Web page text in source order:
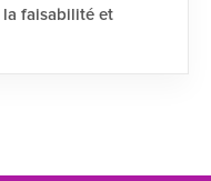
la faisabilité et